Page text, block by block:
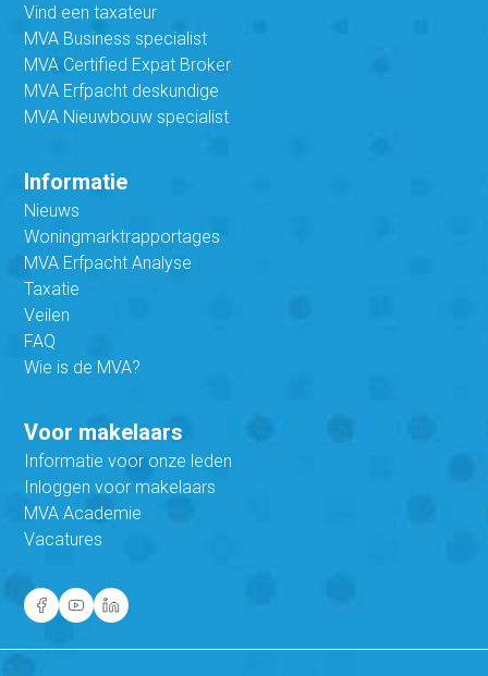
Vind een taxateur
MVA Business specialist
MVA Certified Expat Broker
MVA Erfpacht deskundige
MVA Nieuwbouw specialist
Informatie
Nieuws
Woningmarktrapportages
MVA Erfpacht Analyse
Taxatie
Veilen
FAQ
Wie is de MVA?
Voor makelaars
Informatie voor onze leden
Inloggen voor makelaars
MVA Academie
Vacatures